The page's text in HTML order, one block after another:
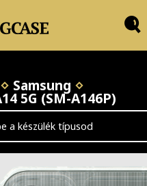
Samsung
5G (SM-A146P)